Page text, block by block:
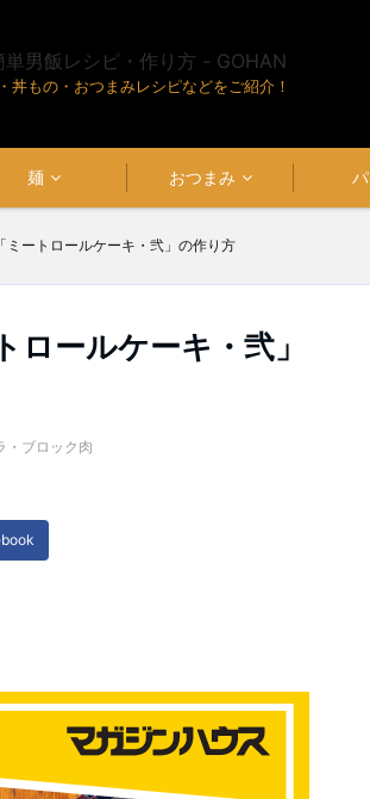
丼もの・おつまみレシピなどをご紹介！
麺 おつまみ
ミートロールケーキ・弐」の作り方
ールケーキ・弐」
・ブロック肉